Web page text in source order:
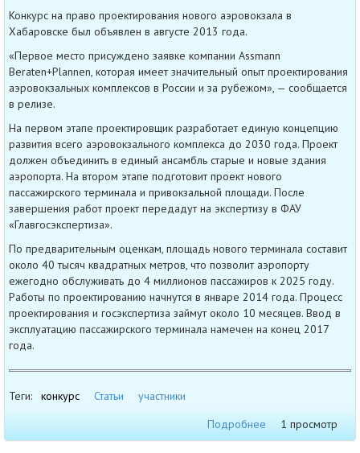
Конкурс на право проектирования нового аэровокзала в
Хабаровске был объявлен в августе 2013 года.
«Первое место присуждено заявке компании Assmann
Beraten+Plannen, которая имеет значительный опыт проектирования
аэровокзальных комплексов в России и за рубежом», — сообщается
в релизе.
На первом этапе проектировщик разработает единую концепцию
развития всего аэровокзального комплекса до 2030 года. Проект
должен объединить в единый ансамбль старые и новые здания
аэропорта. На втором этапе подготовит проект нового
пассажирского терминала и привокзальной площади. После
завершения работ проект передадут на экспертизу в ФАУ
«Главгосэкспертиза».
По предварительным оценкам, площадь нового терминала составит
около 40 тысяч квадратных метров, что позволит аэропорту
ежегодно обслуживать до 4 миллионов пассажиров к 2025 году.
Работы по проектированию начнутся в январе 2014 года. Процесс
проектирования и госэкспертиза займут около 10 месяцев. Ввод в
эксплуатацию пассажирского терминала намечен на конец 2017
года.
Теги: конкурс Статьи
участники
Подробнее
1 просмотр